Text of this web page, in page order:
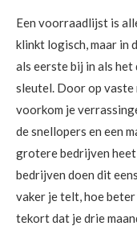
Een voorraadlijst is
klinkt logisch, maar in
als eerste bij in als het
sleutel. Door op
voorkom je
de snellopers en een
grotere bedrijven
bedrijven doen dit
vaker je telt, hoe
tekort dat je drie